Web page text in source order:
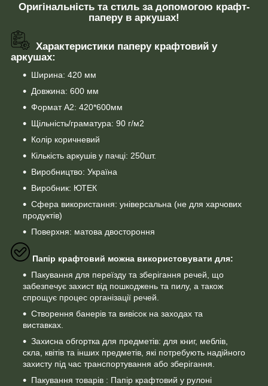
Оригінальність та стиль за допомогою крафт-
паперу в аркушах!
Характеристики паперу крафтовий у
аркушах:
Ширина: 420 мм
Довжина: 600 мм
Формат А2: 420*600мм
Щільність/граматура: 90 г/м2
Колір коричневий
Кількість аркушів у пачці: 250шт.
Виробництво: Україна
Виробник: ЮТЕК
Сфера використання: універсальна (не для харчових
продуктів)
Поверхня: матова двостороння
Папір крафтовий можна використовувати для:
Пакування для переїзду та зберігання речей, що
забезпечує захист від пошкоджень та пилу, а також
спрощує процес організації речей.
Створення банерів та вивісок на заходах та
виставках.
Захисна обгортка для предметів: для книг, меблів,
скла, квітів та інших предметів, які потребують надійного
захисту під час транспортування або зберігання.
Пакування товарів : Папір крафтовий у рулоні